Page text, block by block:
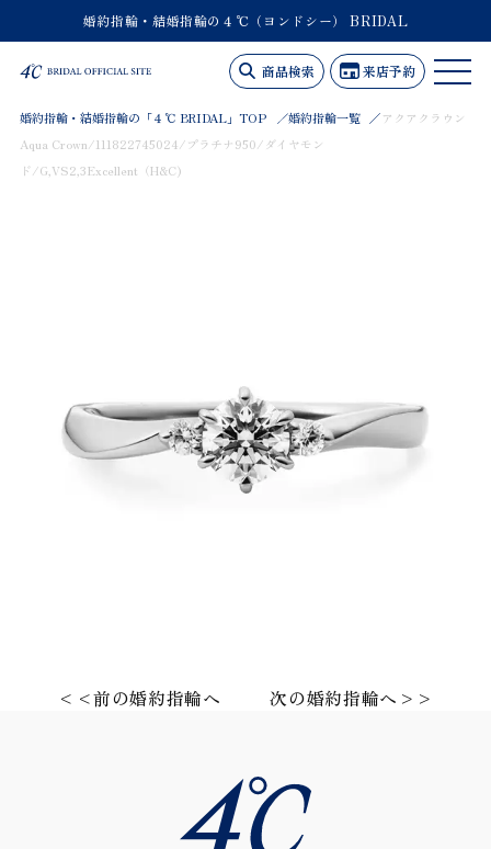
婚約指輪・結婚指輪の４℃（ヨンドシー） BRIDAL
商品検索 来店予約
婚約指輪・結婚指輪の「４℃ BRIDAL」TOP 婚約指輪一覧
アクアクラウン
Aqua Crown/111822745024/プラチナ950/ダイヤモン
ド/G,VS2,3Excellent（H&C)
<<前の婚約指輪へ 次の婚約指輪へ>>